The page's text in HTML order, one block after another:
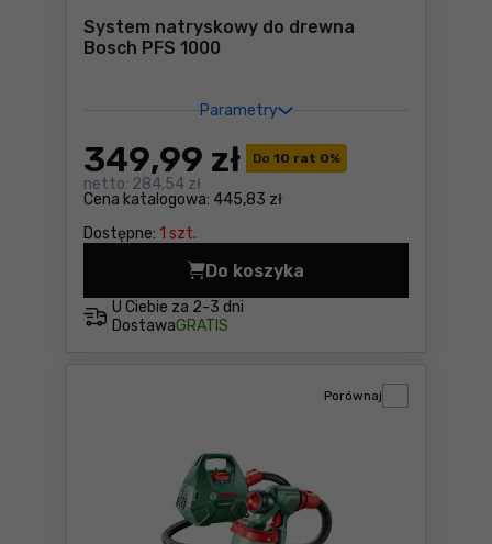
System natryskowy do drewna
Bosch PFS 1000
Parametry
Do 10 rat 0%
Cena katalogowa: 445,83 zł
349,99 zł
netto: 284,54 zł
Dostępne: 1 szt.
U Ciebie za 2-3 dni
DostawaGRATIS
Do koszyka
System natryskowy do
Porównaj